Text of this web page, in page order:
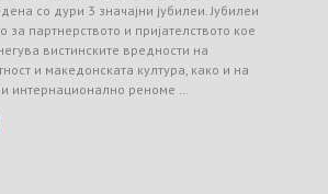
со дури 3 значајни јубилеи. Јубилеи
за партнерството и пријателството кое
вистинските вредности на
и македонската култура, како и на
интернационално реноме …